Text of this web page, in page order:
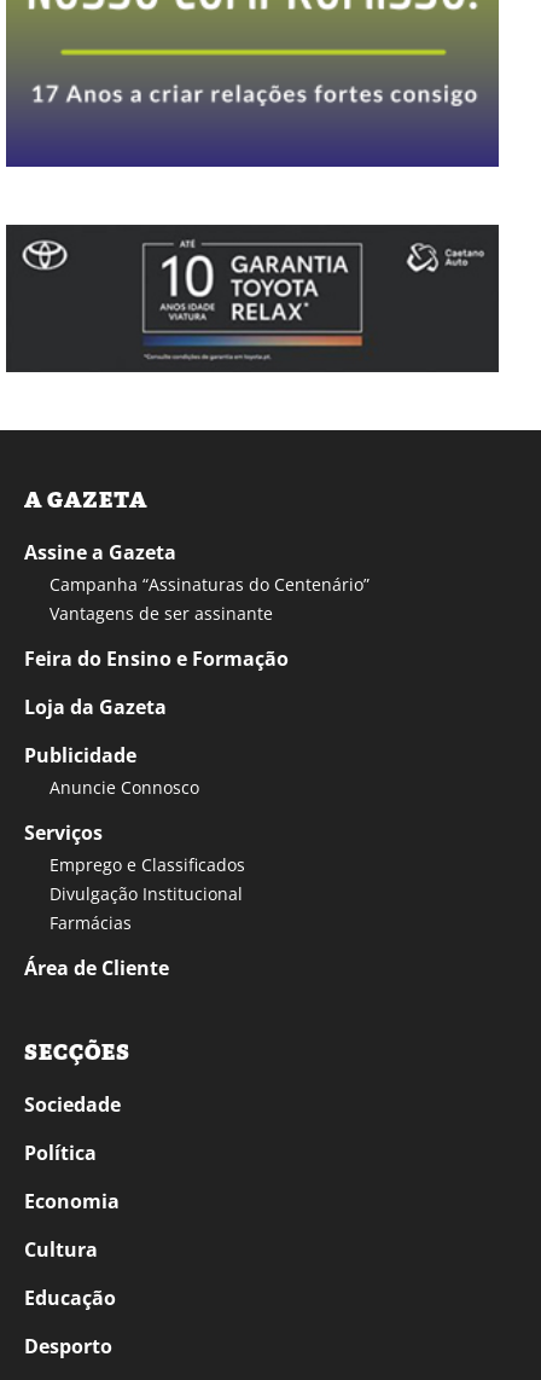
A GAZETA
Assine a Gazeta
Campanha “Assinaturas do Centenário”
Vantagens de ser assinante
Feira do Ensino e Formação
Loja da Gazeta
Publicidade
Anuncie Connosco
Serviços
Emprego e Classificados
Divulgação Institucional
Farmácias
Área de Cliente
SECÇÕES
Sociedade
Política
Economia
Cultura
Educação
Desporto